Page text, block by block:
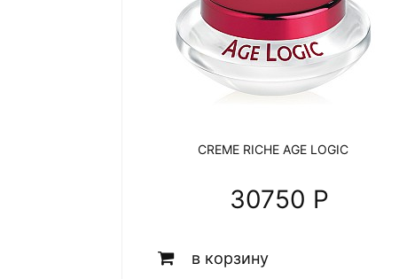
CREME RICHE AGE LOGIC
30750 P
в корзину